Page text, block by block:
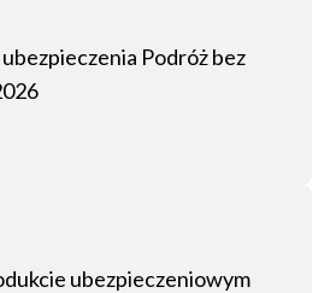
Podróż bez
ubezpieczeniowym